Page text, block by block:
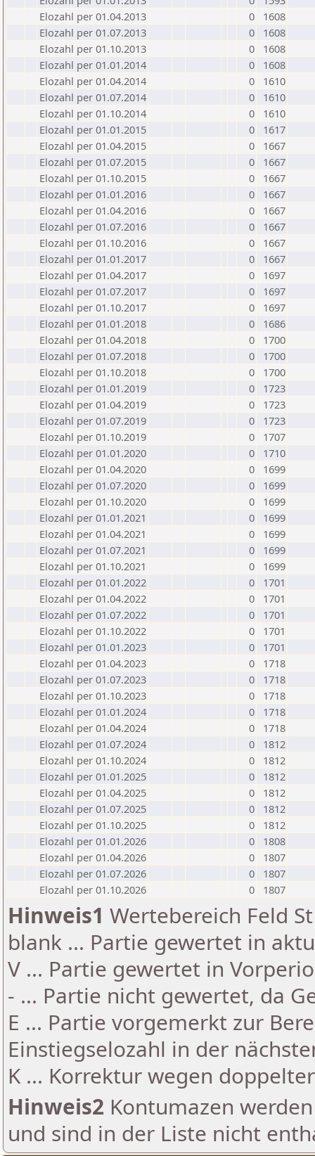
Elozahl per 01.04.2013
0
1608
Elozahl per 01.07.2013
0
1608
Elozahl per 01.10.2013
0
1608
Elozahl per 01.01.2014
0
1608
Elozahl per 01.04.2014
0
1610
Elozahl per 01.07.2014
0
1610
Elozahl per 01.10.2014
0
1610
Elozahl per 01.01.2015
0
1617
Elozahl per 01.04.2015
0
1667
Elozahl per 01.07.2015
0
1667
Elozahl per 01.10.2015
0
1667
Elozahl per 01.01.2016
0
1667
Elozahl per 01.04.2016
0
1667
Elozahl per 01.07.2016
0
1667
Elozahl per 01.10.2016
0
1667
Elozahl per 01.01.2017
0
1667
Elozahl per 01.04.2017
0
1697
Elozahl per 01.07.2017
0
1697
Elozahl per 01.10.2017
0
1697
Elozahl per 01.01.2018
0
1686
Elozahl per 01.04.2018
0
1700
Elozahl per 01.07.2018
0
1700
Elozahl per 01.10.2018
0
1700
Elozahl per 01.01.2019
0
1723
Elozahl per 01.04.2019
0
1723
Elozahl per 01.07.2019
0
1723
Elozahl per 01.10.2019
0
1707
Elozahl per 01.01.2020
0
1710
Elozahl per 01.04.2020
0
1699
Elozahl per 01.07.2020
0
1699
Elozahl per 01.10.2020
0
1699
Elozahl per 01.01.2021
0
1699
Elozahl per 01.04.2021
0
1699
Elozahl per 01.07.2021
0
1699
Elozahl per 01.10.2021
0
1699
Elozahl per 01.01.2022
0
1701
Elozahl per 01.04.2022
0
1701
Elozahl per 01.07.2022
0
1701
Elozahl per 01.10.2022
0
1701
Elozahl per 01.01.2023
0
1701
Elozahl per 01.04.2023
0
1718
Elozahl per 01.07.2023
0
1718
Elozahl per 01.10.2023
0
1718
Elozahl per 01.01.2024
0
1718
Elozahl per 01.04.2024
0
1718
Elozahl per 01.07.2024
0
1812
Elozahl per 01.10.2024
0
1812
Elozahl per 01.01.2025
0
1812
Elozahl per 01.04.2025
0
1812
Elozahl per 01.07.2025
0
1812
Elozahl per 01.10.2025
0
1812
Elozahl per 01.01.2026
0
1808
Elozahl per 01.04.2026
0
1807
Elozahl per 01.07.2026
0
1807
Elozahl per 01.10.2026
0 1807
Hinweis1 Wertebereich Feld
blank ... Partie gewertet in
V ... Partie gewertet in
- ... Partie nicht gewertet, da
E ... Partie vorgemerkt zur
Einstiegselozahl in der
K ... Korrektur wegen
Hinweis2 Kontumazen
und sind in der Liste nicht